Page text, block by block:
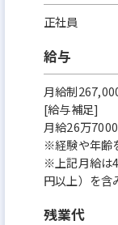
正社員
給与
月給制
[給与補足]
月給26万
※経験や年齢
※上記月給は
円以上）を含
残業代